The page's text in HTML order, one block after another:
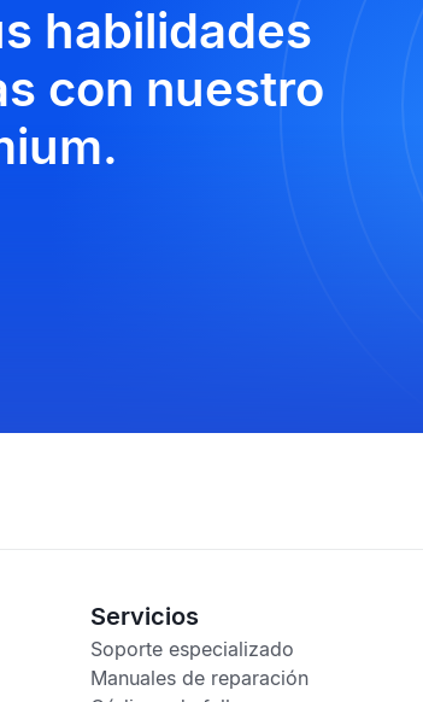
habilidades
con nuestro
Servicios
Soporte especializado
Manuales de reparación